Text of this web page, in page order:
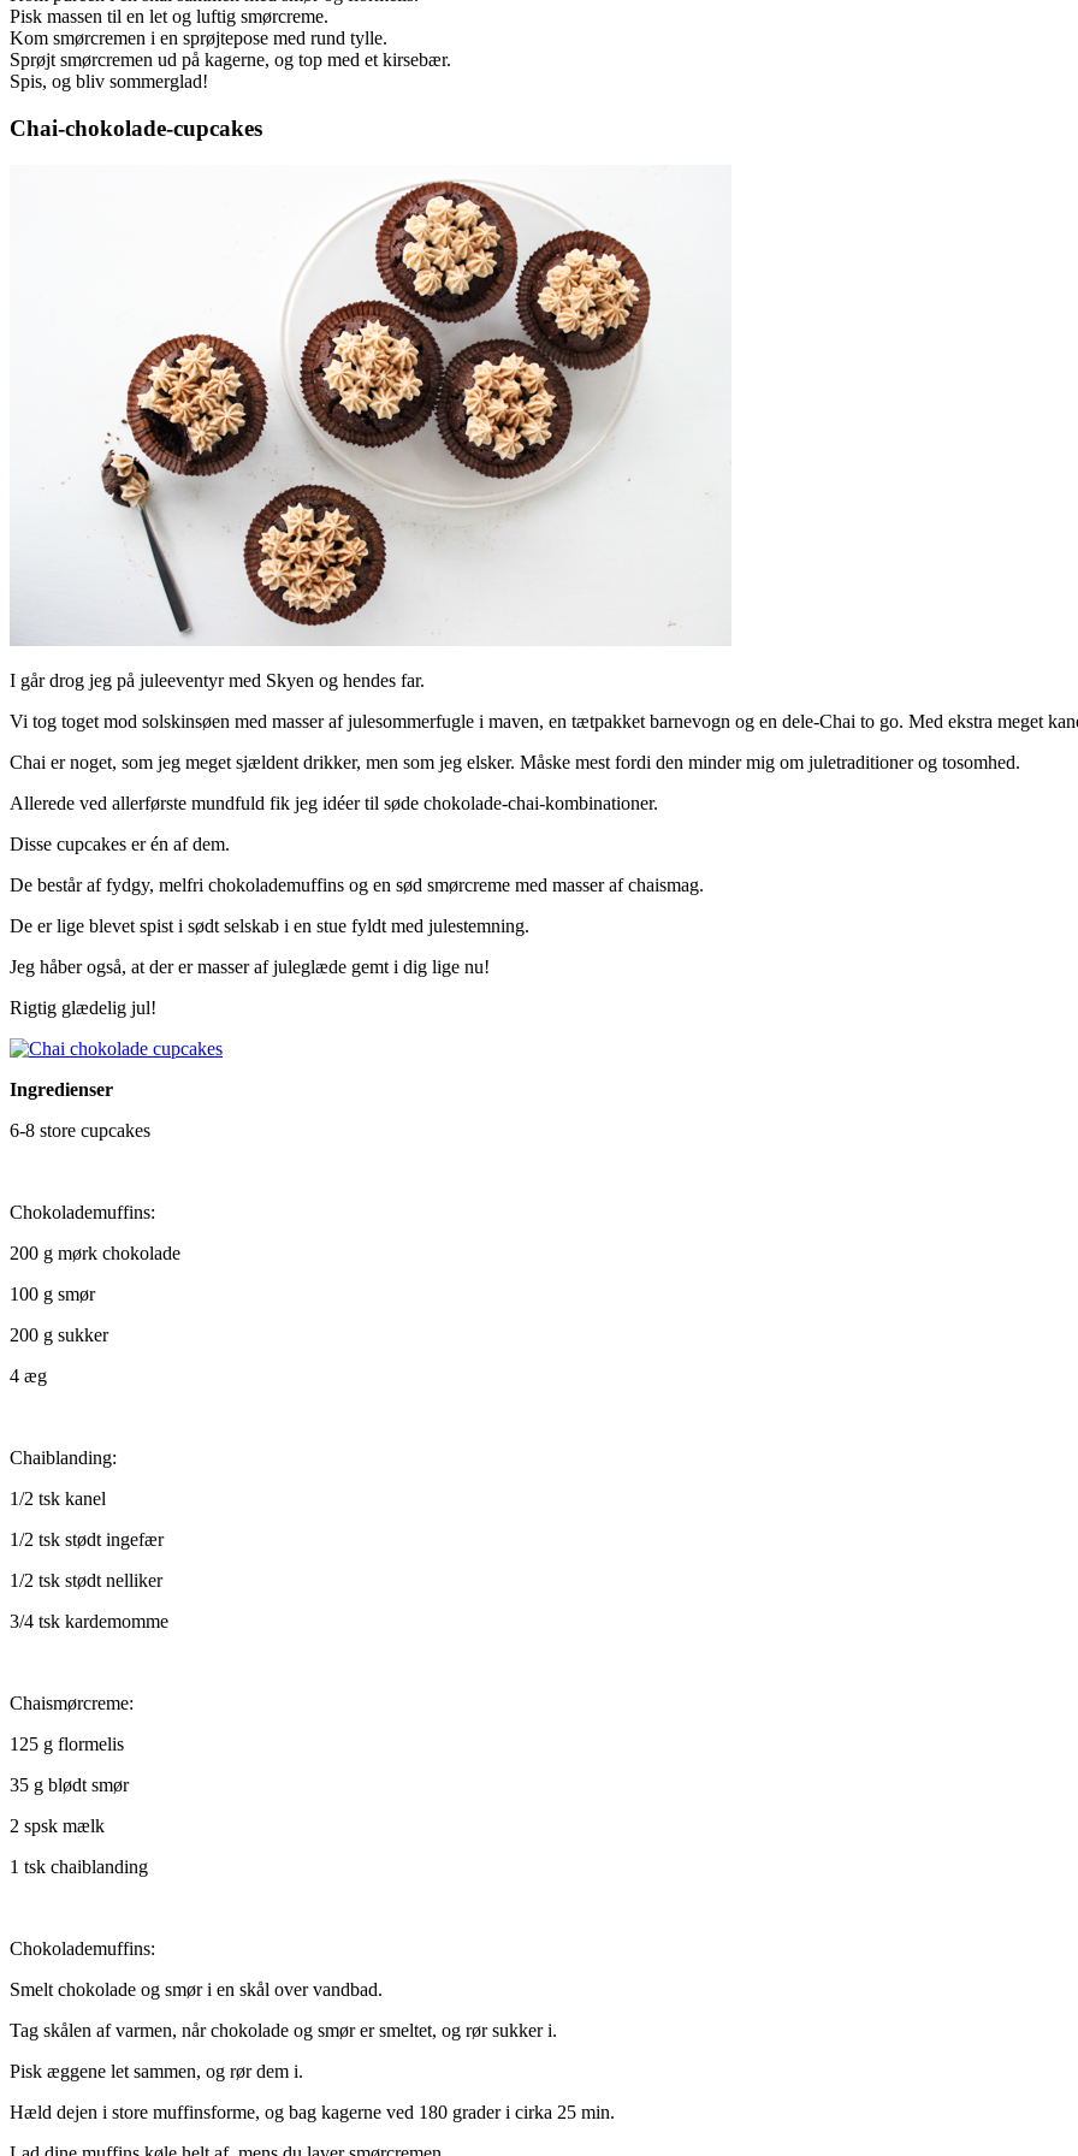
Pisk massen til en let og luftig smørcreme.
Kom smørcremen i en sprøjtepose med rund tylle.
Sprøjt smørcremen ud på kagerne, og top med et kirsebær.
Spis, og bliv sommerglad!
Chai-chokolade-cupcakes
I går drog jeg på juleeventyr med Skyen og hendes far.
Vi tog toget mod solskinsøen med masser af julesommerfugle i maven, en tætpakket barnevogn og en dele-Chai to go. Med ekstra meget
Chai er noget, som jeg meget sjældent drikker, men som jeg elsker. Måske mest fordi den minder mig om juletraditioner og tosomhed.
Allerede ved allerførste mundfuld fik jeg idéer til søde chokolade-chai-kombinationer.
Disse cupcakes er én af dem.
De består af fydgy, melfri chokolademuffins og en sød smørcreme med masser af chaismag.
De er lige blevet spist i sødt selskab i en stue fyldt med julestemning.
Jeg håber også, at der er masser af juleglæde gemt i dig lige nu!
Rigtig glædelig jul!
Ingredienser
6-8 store cupcakes
Chokolademuffins:
200 g mørk chokolade
100 g smør
200 g sukker
4 æg
Chaiblanding:
1/2 tsk kanel
1/2 tsk stødt ingefær
1/2 tsk stødt nelliker
3/4 tsk kardemomme
Chaismørcreme:
125 g flormelis
35 g blødt smør
2 spsk mælk
1 tsk chaiblanding
Chokolademuffins:
Smelt chokolade og smør i en skål over vandbad.
Tag skålen af varmen, når chokolade og smør er smeltet, og rør sukker i.
Pisk æggene let sammen, og rør dem i.
Hæld dejen i store muffinsforme, og bag kagerne ved 180 grader i cirka 25 min.